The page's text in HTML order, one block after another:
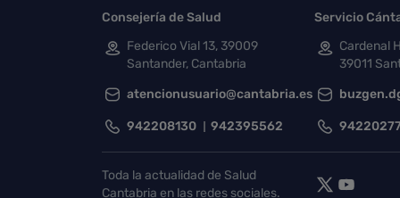
Consejería de Salud
Federico Vial 13, 39009
Santander, Cantabria
atencionusuario@cantabria.es
942208130 942395562
Servicio
Cardenal
39011
Toda la actualidad de Salud
Cantabria en las redes sociales.